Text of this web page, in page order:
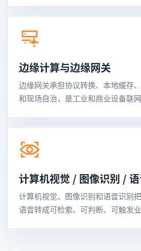
边缘计算与边缘网关
边缘网关承担协议转换、本地缓存
和现场自治，是工业和商业设备联
计算机视觉 / 图像识别 /
计算机视觉、图像识别和语音识别
语音转成可检索、可判断、可触发业